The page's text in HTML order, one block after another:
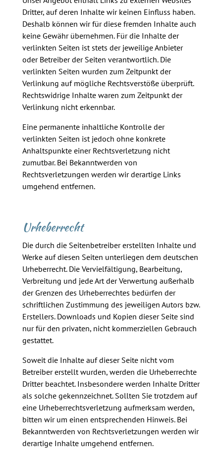
Dritter, auf deren Inhalte wir keinen Einfluss haben.
Deshalb können wir für diese fremden Inhalte auch
keine Gewähr übernehmen. Für die Inhalte der
verlinkten Seiten ist stets der jeweilige Anbieter
oder Betreiber der Seiten verantwortlich. Die
verlinkten Seiten wurden zum Zeitpunkt der
Verlinkung auf mögliche Rechtsverstöße überprüft.
Rechtswidrige Inhalte waren zum Zeitpunkt der
Verlinkung nicht erkennbar.
Eine permanente inhaltliche Kontrolle der
verlinkten Seiten ist jedoch ohne konkrete
Anhaltspunkte einer Rechtsverletzung nicht
zumutbar. Bei Bekanntwerden von
Rechtsverletzungen werden wir derartige Links
umgehend entfernen.
Urheberrecht
Die durch die Seitenbetreiber erstellten Inhalte und
Werke auf diesen Seiten unterliegen dem deutschen
Urheberrecht. Die Vervielfältigung, Bearbeitung,
Verbreitung und jede Art der Verwertung außerhalb
der Grenzen des Urheberrechtes bedürfen der
schriftlichen Zustimmung des jeweiligen Autors bzw.
Erstellers. Downloads und Kopien dieser Seite sind
nur für den privaten, nicht kommerziellen Gebrauch
gestattet.
Soweit die Inhalte auf dieser Seite nicht vom
Betreiber erstellt wurden, werden die Urheberrechte
Dritter beachtet. Insbesondere werden Inhalte Dritter
als solche gekennzeichnet. Sollten Sie trotzdem auf
eine Urheberrechtsverletzung aufmerksam werden,
bitten wir um einen entsprechenden Hinweis. Bei
Bekanntwerden von Rechtsverletzungen werden wir
derartige Inhalte umgehend entfernen.